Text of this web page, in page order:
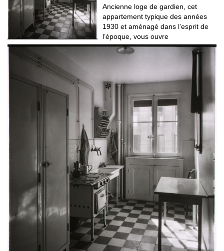
Ancienne loge de gardien, cet
appartement typique des années
1930 et aménagé dans l’esprit de
l’époque, vous ouvre